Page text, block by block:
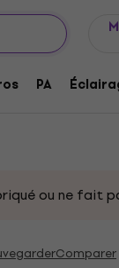
PA UPG
ou ne fait
Comparer